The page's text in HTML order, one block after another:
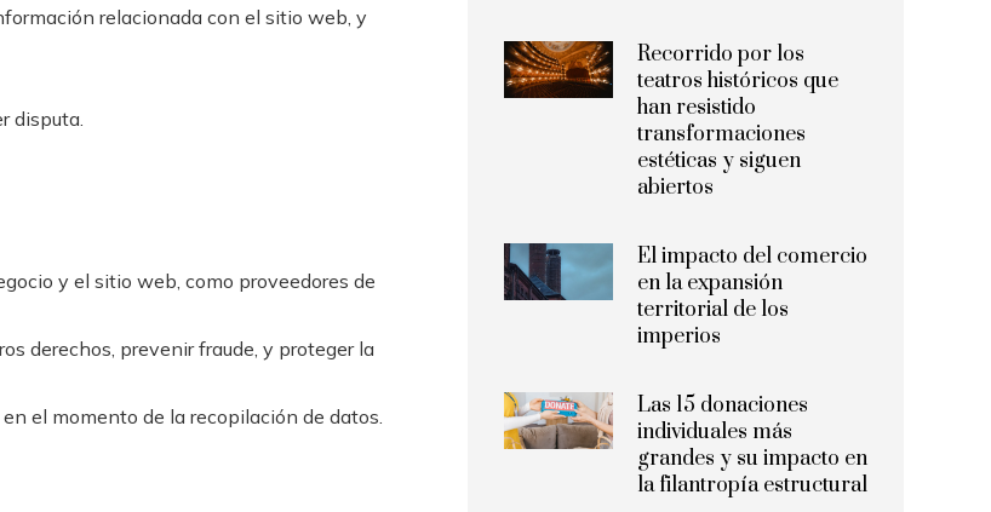
relacionada con el sitio web, y
disputa.
y el sitio web, como proveedores de
derechos, prevenir fraude, y proteger la
el momento de la recopilación de datos.
Recorrido por los
teatros históricos que
han resistido
transformaciones
estéticas y siguen
abiertos
El impacto del comercio
en la expansión
territorial de los
imperios
Las 15 donaciones
individuales más
grandes y su impacto en
la filantropía estructural